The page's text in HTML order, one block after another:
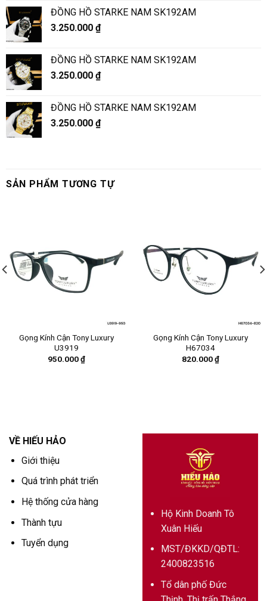
ĐỒNG HỒ STARKE NAM SK192AM
3.250.000 ₫
ĐỒNG HỒ STARKE NAM SK192AM
3.250.000 ₫
ĐỒNG HỒ STARKE NAM SK192AM
3.250.000 ₫
SẢN PHẨM TƯƠNG TỰ
Gọng Kính Cận Tony Luxury
U3919
950.000₫
Gọng Kính Cận Tony Luxury
H67034
820.000₫
VỀ HIẾU HẢO
Giới thiệu
Quá trình phát triển
Hệ thống cửa hàng
Thành tựu
Tuyển dụng
Hộ Kinh Doanh Tô
Xuân Hiếu
MST/ĐKKD/QĐTL:
2400823516
Tổ dân phố Đức